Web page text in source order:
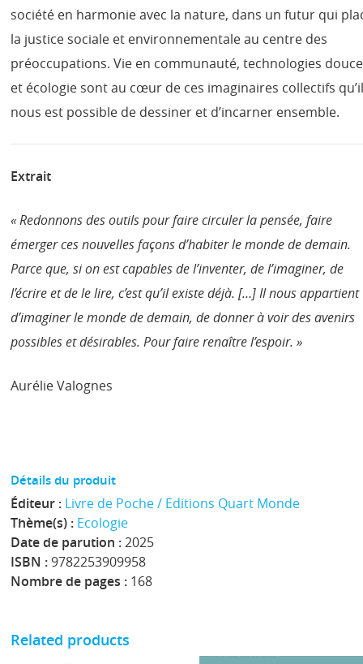
société en harmonie avec la nature, dans un futur qui
la justice sociale et environnementale au centre des
préoccupations. Vie en communauté, technologies
et écologie sont au cœur de ces imaginaires collectifs
nous est possible de dessiner et d’incarner ensemble.
Extrait
« Redonnons des outils pour faire circuler la pensée, faire
émerger ces nouvelles façons d’habiter le monde de demain.
Parce que, si on est capables de l’inventer, de l’imaginer, de
l’écrire et de le lire, c’est qu’il existe déjà. […] Il nous appartient
d’imaginer le monde de demain, de donner à voir des avenirs
possibles et désirables. Pour faire renaître l’espoir. »
Aurélie Valognes
Détails du produit
Éditeur : Livre de Poche / Editions Quart Monde
Thème(s) : Ecologie
Date de parution :2025
ISBN :9782253909958
Nombre de pages : 168
Related products